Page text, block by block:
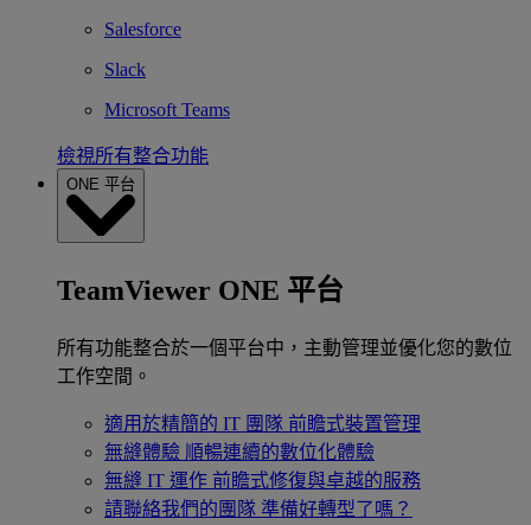
Salesforce
Slack
Microsoft Teams
檢視所有整合功能
ONE 平台
TeamViewer ONE 平台
所有功能整合於一個平台中，主動管理並優化您的數位
工作空間。
適用於精簡的 IT 團隊 前瞻式裝置管理
無縫體驗 順暢連續的數位化體驗
無縫 IT 運作 前瞻式修復與卓越的服務
請聯絡我們的團隊 準備好轉型了嗎？